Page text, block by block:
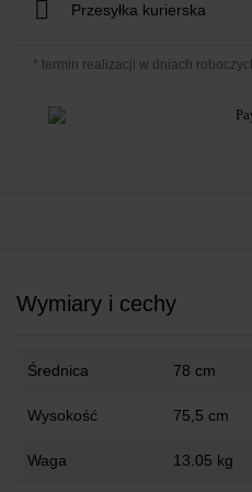
Przesyłka kurierska
* termin realizacji w dniach
Wymiary i cechy
Średnica 78 cm
Wysokość 75,5 cm
Waga 13.05 kg